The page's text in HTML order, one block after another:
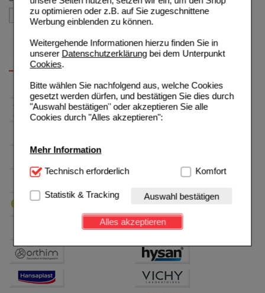
zu optimieren oder z.B. auf Sie zugeschnittene
Werbung einblenden zu können.
Weitergehende Informationen hierzu finden Sie in
unserer Datenschutzerklärungbei dem Unterpunkt
Cookies.
Bitte wählen Sie nachfolgend aus, welche Cookies
gesetzt werden dürfen, und bestätigen Sie dies durch
"Auswahl bestätigen" oder akzeptieren Sie alle
Cookies durch "Alles akzeptieren":
Mehr Information
Technisch Notwendig:Hierbei handelt es sich um
Website notwendig sind (z.B. Navigation, Warenkorb,
Kundenkonto), weshalb auf diese nicht verzichtet
werden kann.
Einkaufserlebnis noch ansprechender zu gestalten,
beispielsweise für die Wiedererkennung des
Verhaltensweisen (z.B. Spracheinstellung)
Technisch erforderlich Komfort
Statistik & Tracking Auswahl bestätigen
Alles akzeptieren